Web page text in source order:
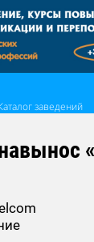
заведений